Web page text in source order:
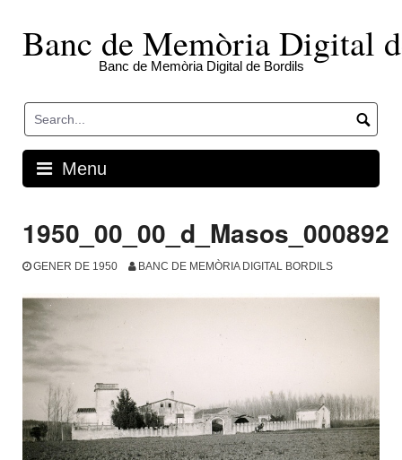
contentBanc de Memòria Digital
Banc de Memòria Digital de Bordils
Menu
1950_00_00_d_Masos_000892
GENER DE 1950 BANC DE MEMÒRIA DIGITAL BORDILS